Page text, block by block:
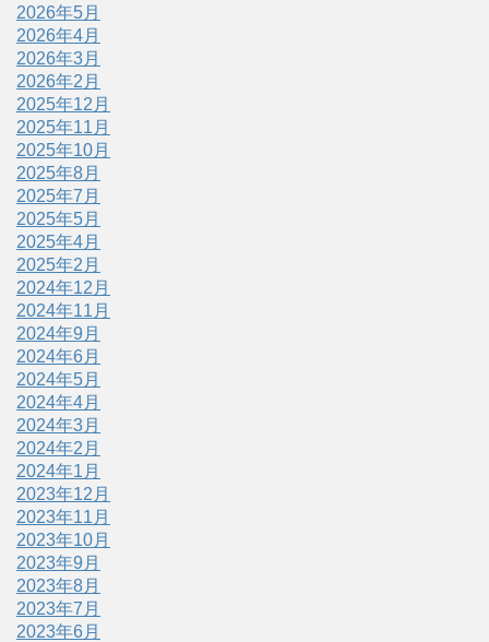
2026年5月
2026年4月
2026年3月
2026年2月
2025年12月
2025年11月
2025年10月
2025年8月
2025年7月
2025年5月
2025年4月
2025年2月
2024年12月
2024年11月
2024年9月
2024年6月
2024年5月
2024年4月
2024年3月
2024年2月
2024年1月
2023年12月
2023年11月
2023年10月
2023年9月
2023年8月
2023年7月
2023年6月